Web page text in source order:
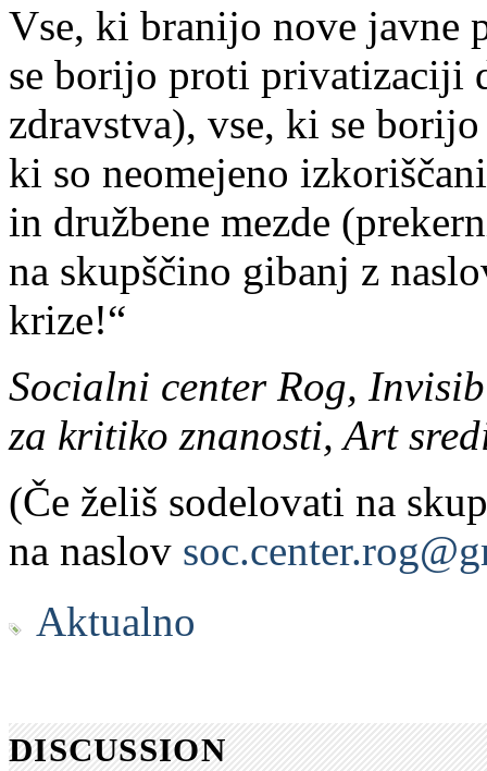
Vse, ki branijo nove javne
se borijo proti privatizaciji
zdravstva), vse, ki se
ki so neomejeno
in družbene mezde
na skupščino gibanj z
krize!“
Socialni center Rog,
za kritiko znanosti, Art
(Če želiš sodelovati na
na naslov
Aktualno
DISCUSSION